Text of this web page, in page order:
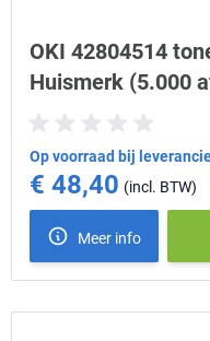
OKI 42804514
Huismerk (5.000
Op voorraad bij
€ 48,40
Meer info